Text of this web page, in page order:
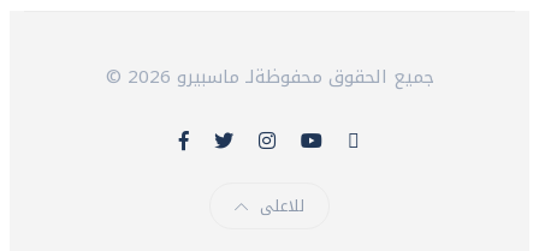
© 2026 جميع الحقوق محفوظةلـ ماسبيرو
للاعلى